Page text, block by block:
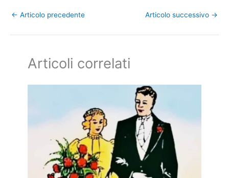
← Articolo precedente Articolo successivo →
Articoli correlati